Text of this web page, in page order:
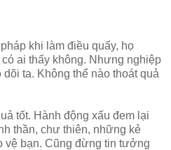
khi làm điều quấy, họ
ai thấy không. Nhưng nghiệp
ta. Không thể nào thoát quả
tốt. Hành động xấu đem lại
thần, chư thiên, những kẻ
vệ bạn. Cũng đừng tin tưởng